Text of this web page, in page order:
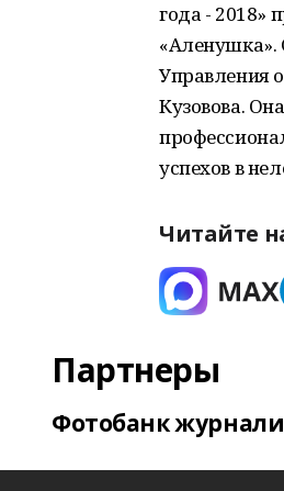
года - 2018»
«Аленушка».
Управления
Кузовова.
успехов в
Читайте
Партнеры
Фотобанк